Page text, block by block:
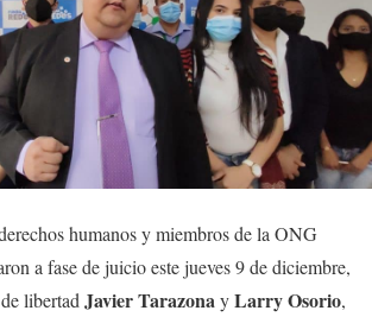
humanos y miembros de la ONG
a fase de juicio este jueves 9 de diciembre,
libertad Javier Tarazona yLarry Osorio,